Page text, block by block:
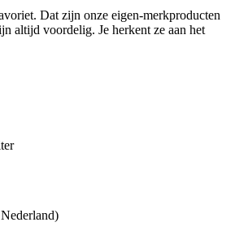
Dat zijn onze eigen-merkproducten
altijd voordelig. Je herkent ze aan het